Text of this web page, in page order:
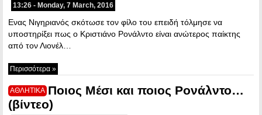
13:26 - Monday, 7 March, 2016
Ενας Νιγηριανός σκότωσε τον φίλο του επειδή τόλμησε να
υποστηρίξει πως ο Κριστιάνο Ρονάλντο είναι ανώτερος παίκτης
από τον Λιονέλ…
Περισσότερα »
ΑΘΛΗΤΙΚΑ Ποιος Μέσι και ποιος Ρονάλντο…
(βίντεο)